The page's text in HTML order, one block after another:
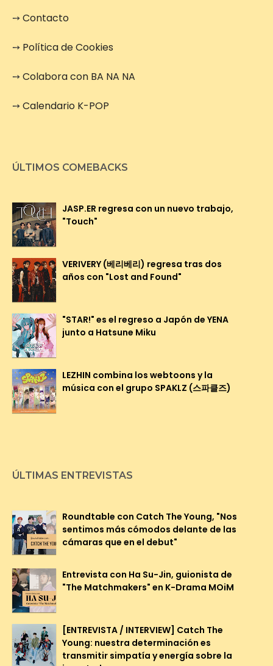
➙Contacto
➙ Política de Cookies
➙Colabora con BA NA NA
➙Calendario K-POP
ÚLTIMOS COMEBACKS
JASP.ER regresa con un nuevo trabajo,
"Touch"
VERIVERY (베리베리) regresa tras dos
años con "Lost and Found"
"STAR!" es el regreso a Japón de YENA
junto a Hatsune Miku
LEZHIN combina los webtoons y la
música con el grupo SPAKLZ (스파클즈)
ÚLTIMAS ENTREVISTAS
Roundtable con Catch The Young, "Nos
sentimos más cómodos delante de las
cámaras que en el debut"
Entrevista con Ha Su-Jin, guionista de
"The Matchmakers" en K-Drama MOiM
[ENTREVISTA / INTERVIEW] Catch The
Young: nuestra determinación es
transmitir simpatía y energía sobre la